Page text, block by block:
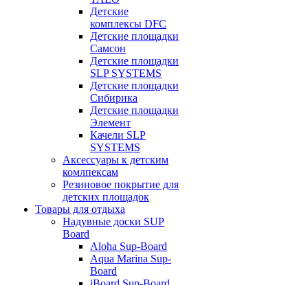
Детские
комплексы DFC
Детские площадки
Самсон
Детские площадки
SLP SYSTEMS
Детские площадки
Сибирика
Детские площадки
Элемент
Качели SLP
SYSTEMS
Аксессуары к детским
комлпексам
Резиновое покрытие для
детских площадок
Товары для отдыха
Надувные доски SUP
Board
Aloha Sup-Board
Aqua Marina Sup-
Board